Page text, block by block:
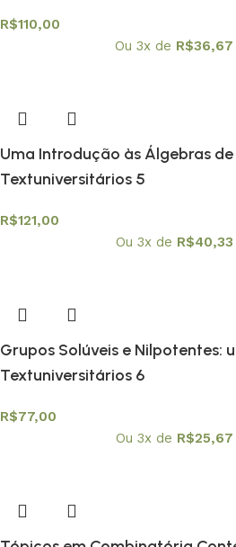
R$110,00
Ou 3x de R$36,67
Uma Introdução às Álgebras
Textuniversitários 5
R$121,00
Ou 3x de R$40,33
Grupos Solúveis e Nilpotentes:
Textuniversitários 6
R$77,00
Ou 3x de R$25,67